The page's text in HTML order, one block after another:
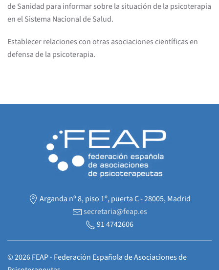
de Sanidad para informar sobre la situación de la psicoterapia
en el Sistema Nacional de Salud.
Establecer relaciones con otras asociaciones científicas en
defensa de la psicoterapia.
Arganda nº 8, piso 1º, puerta C - 28005, Madrid
secretaria@feap.es
91 4742606
©2026FEAP - Federación Española de Asociaciones de